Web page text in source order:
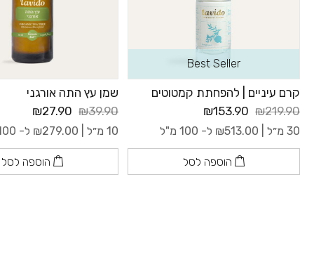
Best Seller
קרם עיניים | להפחתת קמטוטים
₪219.90
₪153.90
30 מ״ל | ₪513.00 ל- 100 מ"ל
הוספה לסל
שמן עץ התה אורגני
₪39.90
₪27.90
10 מ״ל | ₪279.00 ל- 100 מ"ל
הוספה לסל